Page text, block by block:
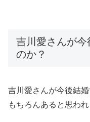
吉川愛さんが
のか？
吉川愛さんが今後結
もちろんあると思われ